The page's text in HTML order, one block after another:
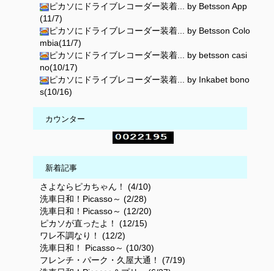
ピカソにドライブレコーダー装着... by Betsson App
(11/7)
ピカソにドライブレコーダー装着... by Betsson Colo
mbia(11/7)
ピカソにドライブレコーダー装着... by betsson casi
no(10/17)
ピカソにドライブレコーダー装着... by Inkabet bono
s(10/16)
カウンター
新着記事
さよならピカちゃん！ (4/10)
洗車日和！Picasso～ (2/28)
洗車日和！Picasso～ (12/20)
ピカソが直ったよ！ (12/15)
ワレ不調なり！ (12/2)
洗車日和！ Picasso～ (10/30)
フレンチ・パーク・久屋大通！ (7/19)